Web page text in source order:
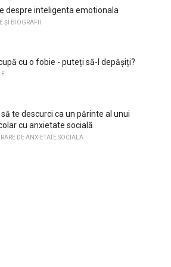
despre inteligenta emotionala
ȘI BIOGRAFII
cu o fobie - puteți să-l depășiți?
te descurci ca un părinte al unui
cu anxietate socială
DE ANXIETATE SOCIALA